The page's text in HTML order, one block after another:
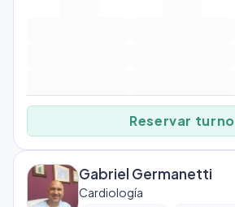
Reservar turno
Gabriel Germanetti
Cardiología